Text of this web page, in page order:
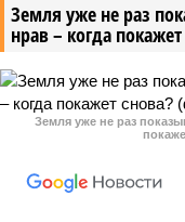
Земля уже не раз
нрав – когда
Земля уже не раз